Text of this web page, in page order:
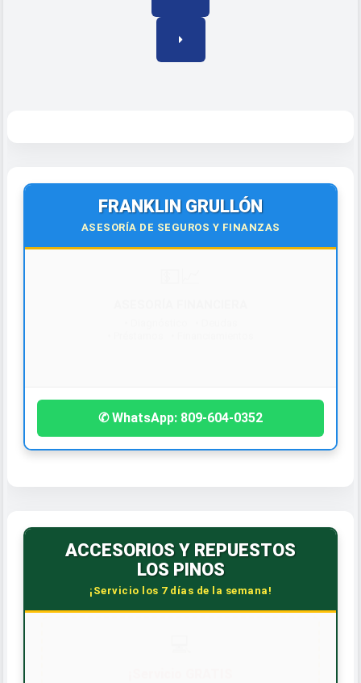
FRANKLIN GRULLÓN
ASESORÍA DE SEGUROS Y FINANZAS
✆ WhatsApp: 809-604-0352
ACCESORIOS Y REPUESTOS
LOS PINOS
¡Servicio los 7 días de la semana!